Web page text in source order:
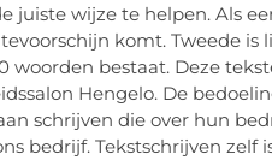
juiste wijze te helpen. Als
komt. Tweede
bestaat. Deze
Hengelo. De
schrijven die over hun
bedrijf. Tekstschrijven zelf